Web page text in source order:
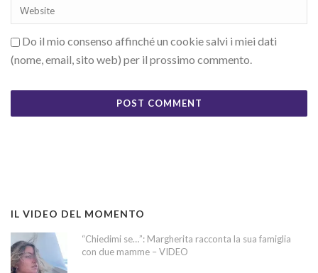
Do il mio consenso affinché un cookie salvi i miei dati
(nome, email, sito web) per il prossimo commento.
IL VIDEO DEL MOMENTO
“Chiedimi se…”: Margherita racconta la sua famiglia
con due mamme – VIDEO